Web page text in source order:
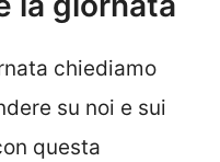
chiediamo
su noi e sui
questa